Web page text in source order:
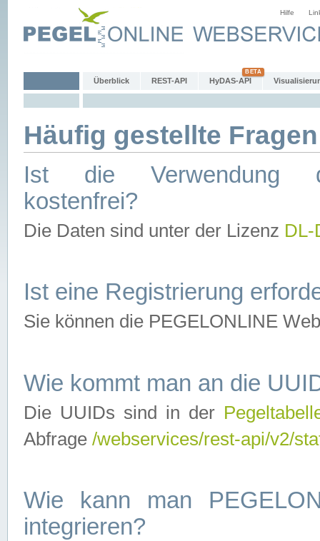
Hilfe
Überblick REST-API HyDAS-API
Häufig gestellte
Ist die Verwendung
kostenfrei?
Die Daten sind unter der Lizenz
Ist eine Registrierung
Sie können die PEGELONLINE
Wie kommt man an die
Die UUIDs sind in der
Abfrage /webservices/rest-api/v2/
Wie kann man
integrieren?